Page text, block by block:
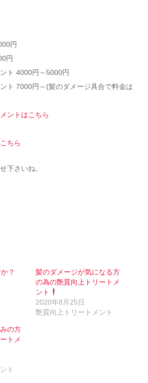
円
円
ト 4000円～5000円
ト 7000円～(髪のダメージ具合で料金は
ントはこちら
ちら
下さいね。
？
髪のダメージが気になる方
の為の艶質向上トリートメ
ント
2020年8月25日
艶質向上トリートメント
の方
トメ
ト